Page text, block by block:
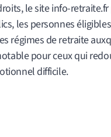
le site info-
les personnes
régimes de retraite
pour ceux qui
difficile.